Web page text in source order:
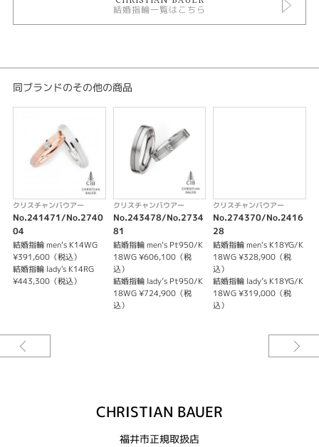
結婚指輪一覧はこちら
同ブランドのその他の商品
クリスチャンバウアー
No.241471/No.2740
04
結婚指輪 men‘s K14WG
¥391,600（税込）
結婚指輪 lady's K14RG
¥443,300（税込）
クリスチャンバウアー
No.243478/No.2734
81
結婚指輪 men‘s Pt950/K
18WG ¥606,100（税
込）
結婚指輪 lady’s Pt950/K
18WG ¥724,900（税
込）
クリスチャンバウアー
No.274370/No.2416
28
結婚指輪 men‘s K18YG/K
18WG ¥328,900（税
込）
結婚指輪 lady’s K18YG/K
18WG ¥319,000（税
込）
CHRISTIAN BAUER
福井市正規取扱店